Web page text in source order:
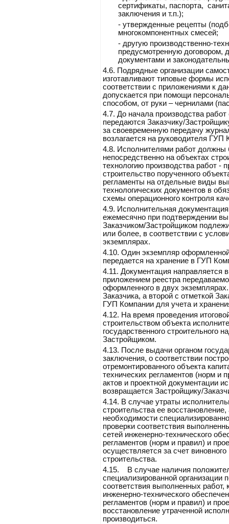
сертификаты, паспорта,
заключения и т.п.);
- утвержденные рецепты
многокомпонентных смесей;
- другую производственно-
предусмотренную
документами и
4.6. Подрядные организации
изготавливают типовые формы
соответствии с приложениями к
допускается при помощи
способом, от руки – чернилами
4.7. До начала производства
передаются Заказчику/
за своевременную передачу
возлагается на руководителя ГУП
4.8. Исполнителями работ должны
непосредственно на объектах
технологию производства работ -
строительство порученного
регламенты на отдельные виды
технологических документов в
схемы операционного контроля
4.9. Исполнительная
ежемесячно при подтверждении
Заказчиком/Застройщиком
или более, в соответствии с
экземплярах.
4.10. Один экземпляр
передается на хранение в ГУП
4.11. Документация направляется
приложением реестра
оформленного в двух
Заказчика, а второй с отметкой
ГУП Компании для учета и
4.12. На время проведения
строительством объекта
государственного строительного
Застройщиком.
4.13. После выдачи органом
заключения, о соответствии
отремонтированного объекта
технических регламентов (норм и
актов и проектной документации
возвращается Застройщику/
4.14. В случае утраты
строительства ее
необходимости
проверки соответствия
сетей инженерно-технического
регламентов (норм и правил) и
осуществляется за счет
строительства.
4.15.
В случае наличия
специализированной организации
соответствия выполненных работ,
инженерно-технического
регламентов (норм и правил) и
восстановление утраченной
производиться.